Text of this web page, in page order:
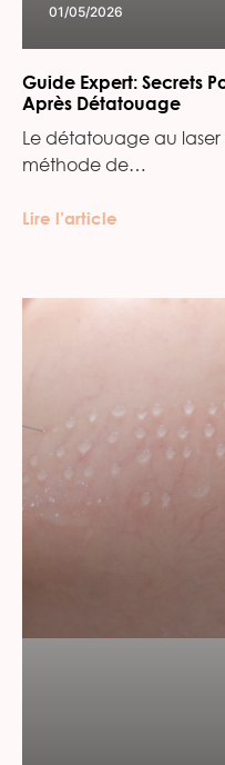
01/05/2026
Guide Expert: Secrets
Après Détatouage
Le détatouage au laser
méthode de…
Lire l’article